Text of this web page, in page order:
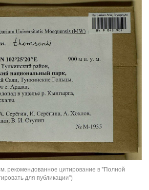
рекомендованное цитирование в "Полной
для публикации")